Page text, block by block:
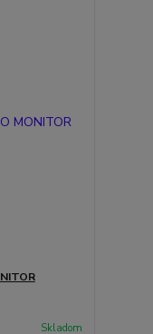
Skladom